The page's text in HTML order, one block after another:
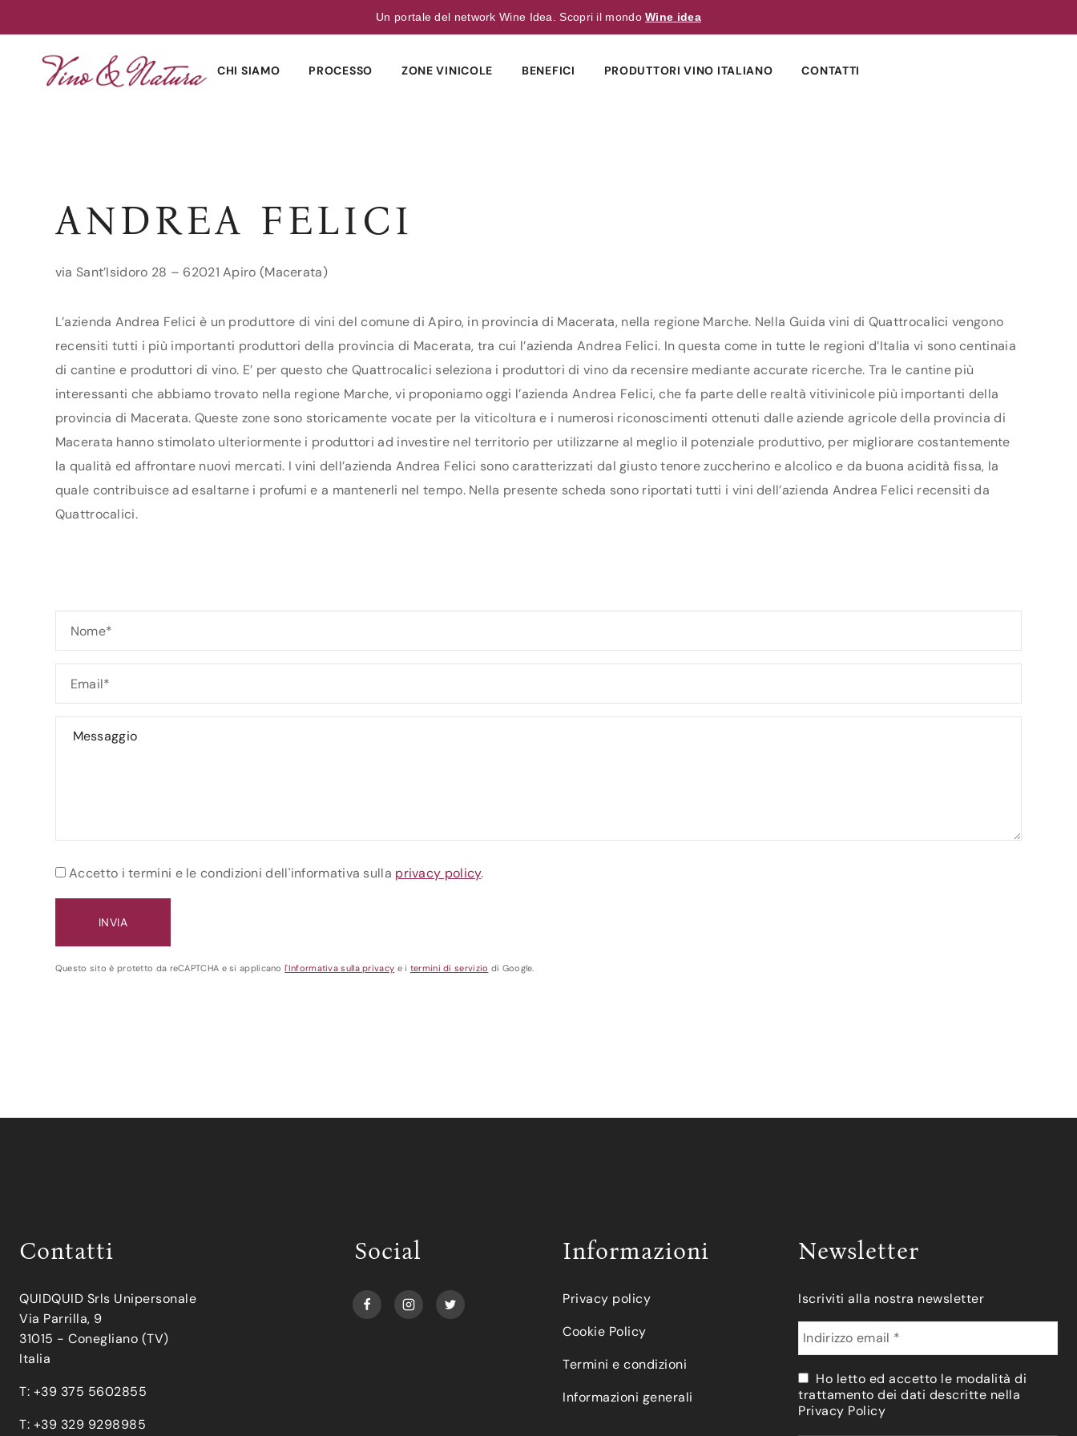
Un portale del network Wine Idea. Scopri il mondoWine idea
CHI SIAMO PROCESSO ZONE VINICOLE BENEFICI PRODUTTORI VINO ITALIANO CONTATTI
ANDREA FELICI
via Sant’Isidoro 28 – 62021 Apiro (Macerata)
L’azienda Andrea Felici è un produttore di vini del comune di Apiro, in provincia di Macerata, nella regione Marche. Nella Guida vini di Quattrocalici vengono
recensiti tutti i più importanti produttori della provincia di Macerata, tra cui l’azienda Andrea Felici. In questa come in tutte le regioni d’Italia vi sono centinaia
di cantine e produttori di vino. E’ per questo che Quattrocalici seleziona i produttori di vino da recensire mediante accurate ricerche. Tra le cantine più
interessanti che abbiamo trovato nella regione Marche, vi proponiamo oggi l’azienda Andrea Felici, che fa parte delle realtà vitivinicole più importanti della
provincia di Macerata. Queste zone sono storicamente vocate per la viticoltura e i numerosi riconoscimenti ottenuti dalle aziende agricole della provincia di
Macerata hanno stimolato ulteriormente i produttori ad investire nel territorio per utilizzarne al meglio il potenziale produttivo, per migliorare costantemente
la qualità ed affrontare nuovi mercati. I vini dell’azienda Andrea Felici sono caratterizzati dal giusto tenore zuccherino e alcolico e da buona acidità fissa, la
quale contribuisce ad esaltarne i profumi e a mantenerli nel tempo. Nella presente scheda sono riportati tutti i vini dell’azienda Andrea Felici recensiti da
Quattrocalici.
Accetto i termini e le condizioni dell'informativa sulla privacy policy.
Questo sito è protetto da reCAPTCHA e si applicanol'Informativa sulla privacy e i termini di servizio di Google.
Contatti
QUIDQUID Srls Unipersonale
Via Parrilla, 9
31015 - Conegliano (TV)
Italia
T: +39 375 5602855
T: +39 329 9298985
Social Informazioni
Privacy policy
Cookie Policy
Termini e condizioni
Informazioni generali
Newsletter
Iscriviti alla nostra newsletter
Ho letto ed accetto le modalità di
trattamento dei dati descritte nella
Privacy Policy